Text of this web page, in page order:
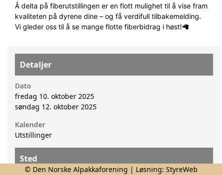
Å delta på fiberutstillingen er en flott mulighet til å vise fram
kvaliteten på dyrene dine – og få verdifull tilbakemelding.
Vi gleder oss til å se mange flotte fiberbidrag i høst!🦙
Detaljer
Dato
fredag 10. oktober 2025
søndag 12. oktober 2025
Kalender
Utstillinger
Sted
© Den Norske Alpakkaforening | Løsning: StyreWeb